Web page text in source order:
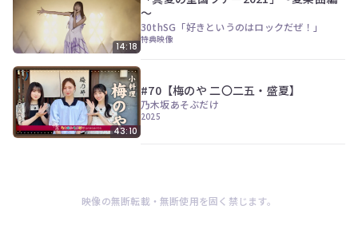
14:18
～
30thSG「好きというのはロックだぜ！」
特典映像
43:10
#70【梅のや 二〇二五・盛夏】
乃木坂あそぶだけ
2025
映像の無断転載・無断使用を固く禁じます。